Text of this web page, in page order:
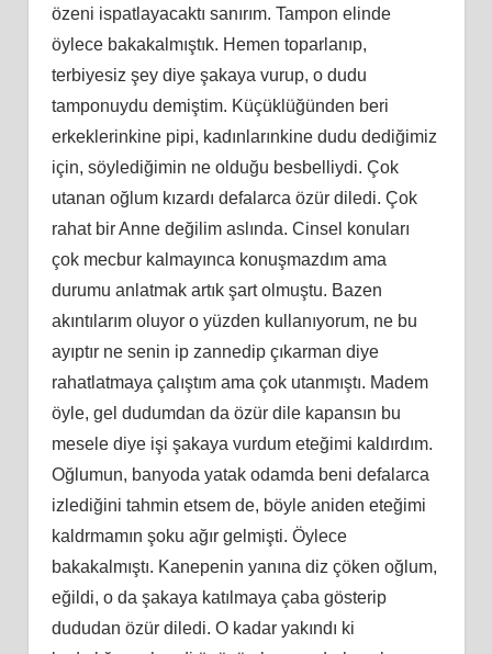
özeni ispatlayacaktı sanırım. Tampon elinde
öylece bakakalmıştık. Hemen toparlanıp,
terbiyesiz şey diye şakaya vurup, o dudu
tamponuydu demiştim. Küçüklüğünden beri
erkeklerinkine pipi, kadınlarınkine dudu dediğimiz
için, söylediğimin ne olduğu besbelliydi. Çok
utanan oğlum kızardı defalarca özür diledi. Çok
rahat bir Anne değilim aslında. Cinsel konuları
çok mecbur kalmayınca konuşmazdım ama
durumu anlatmak artık şart olmuştu. Bazen
akıntılarım oluyor o yüzden kullanıyorum, ne bu
ayıptır ne senin ip zannedip çıkarman diye
rahatlatmaya çalıştım ama çok utanmıştı. Madem
öyle, gel dudumdan da özür dile kapansın bu
mesele diye işi şakaya vurdum eteğimi kaldırdım.
Oğlumun, banyoda yatak odamda beni defalarca
izlediğini tahmin etsem de, böyle aniden eteğimi
kaldrmamın şoku ağır gelmişti. Öylece
bakakalmıştı. Kanepenin yanına diz çöken oğlum,
eğildi, o da şakaya katılmaya çaba gösterip
dududan özür diledi. O kadar yakındı ki